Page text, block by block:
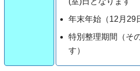
年末年始（12月29
特別整理期間（そ
す）